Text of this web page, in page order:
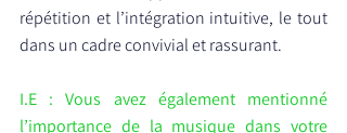
répétition et l’intégration intuitive, le tout
dans un cadre convivial et rassurant.
I.E : Vous avez également mentionné
l’importance de la musique dans votre